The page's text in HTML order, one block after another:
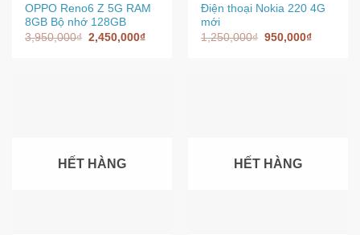
OPPO Reno6 Z 5G RAM
8GB Bộ nhớ 128GB
3,950,000₫ 2,450,000₫
Điện thoại Nokia 220 4G
mới
1,250,000₫ 950,000₫
HẾT HÀNG HẾT HÀNG